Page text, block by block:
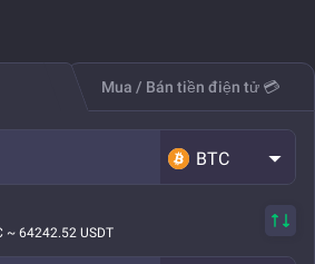
Mua / Bán tiền điện tử 💳
BTC
~ 64242.52 USDT